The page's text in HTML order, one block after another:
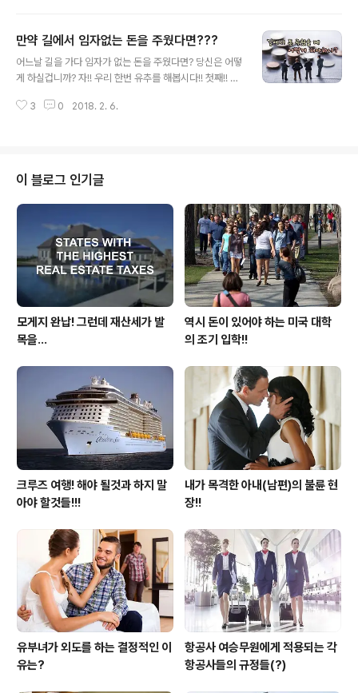
그런 등소평이 타계를 했었어도 그가 추구했었던 정책은
시진핑으로 이어지면서도 끊이지 않고 이어졌으며, 물론
그들의 굴기 사상으로 인근 국가들과 마찰을 일으키는 경
습니다. 그런 대국(?)이라면 사죽을 못쓰는 인간들이 정권
만약 길에서 임자없는 돈을 주웠다면???
어느날 길을 가다 임자가 없는 돈을 주웠다면? 당신은 어떻
게 하실겁니까? 자!! 우리 한번 유추를 해봅시다!! 첫째!! 무
지!! 돈을 잃어 버린 당사자는 얼마나 애가 타겠느냐? 혹시
천사는 돈을 돌려 주어야 한다!! 라는 주장이고 사탄은 아니
다!! 기냥 슬쩍 해도 된다!! 라는 생각입니다. 셋째!! 무슨!!
돈을 돌려주냐? 누가 본것도 아닌데.... 더우기 돈봉투에 이
름이 적혀 있는 것도 아니고.... 그냥 가지고 가서 본인이 원
하는 것을 산다!! 이 경우는 애초에 천사와 사탄..
3 0 2018. 2. 6.
이 블로그 인기글
모게지 완납! 그런데 재산세가 발
목을...
역시 돈이 있어야 하는 미국 대학
의 조기 입학!!
크루즈 여행! 해야 될것과 하지 말
아야 할것들!!!
내가 목격한 아내(남편)의 불륜 현
장!!
유부녀가 외도를 하는 결정적인 이
유는?
항공사 여승무원에게 적용되는 각
항공사들의 규정들(?)